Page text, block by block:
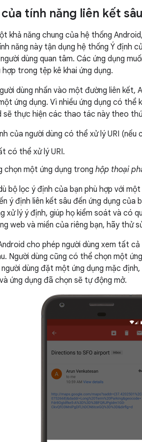
tính năng liên kết sâu
khả năng chung của hệ thống
năng này tận dụng hệ thống Ý định
dùng quan tâm. Các ứng dụng
trong tệp kê khai ứng dụng.
dùng nhấn vào một đường liên
ứng dụng. Vì nhiều ứng dụng có thể
sẽ thực hiện các thao tác này theo
của người dùng có thể xử lý URI (nếu
có thể xử lý URI.
chọn một ứng dụng trong hộp thoại
bộ lọc ý định của bạn phù hợp với
ý định liên kết sâu đến ứng dụng của
xử lý ý định, giúp họ kiểm soát và có
web và miền của riêng bạn, hãy thử
cho phép người dùng xem tất
Người dùng cũng có thể chọn một
người dùng đặt một ứng dụng mặc
ứng dụng đã chọn sẽ tự động mở.